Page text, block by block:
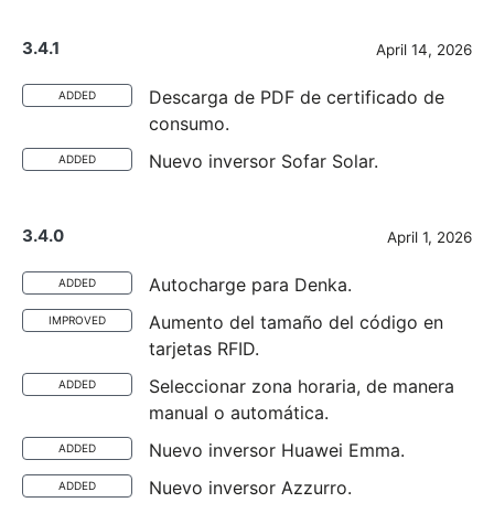
3.4.1 April 14, 2026
ADDED
Descarga de PDF de certificado de
consumo.
ADDED Nuevo inversor Sofar Solar.
3.4.0 April 1, 2026
ADDED Autocharge para Denka.
IMPROVED
Aumento del tamaño del código en
tarjetas RFID.
ADDED
Seleccionar zona horaria, de manera
manual o automática.
ADDED Nuevo inversor Huawei Emma.
ADDED Nuevo inversor Azzurro.